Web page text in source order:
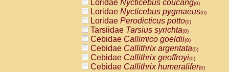
Loridae Nycticebus coucang(0)
Loridae Nycticebus pygmaeus(0)
Loridae Perodicticus potto(0)
Tarsiidae Tarsius syrichta(0)
Cebidae Callimico goeldii(0)
Cebidae Callithrix argentata(0)
Cebidae Callithrix geoffroyi(0)
Cebidae Callithrix humeralifer(0)